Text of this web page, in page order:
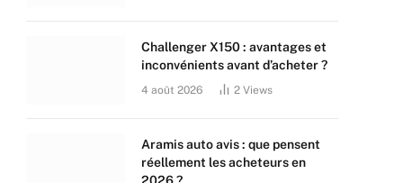
Challenger X150 : avantages et
inconvénients avant d’acheter ?
4 août 2026 2 Views
Aramis auto avis : que pensent
réellement les acheteurs en